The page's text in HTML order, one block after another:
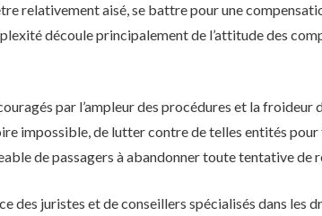
relativement aisé, se battre pour une
découle principalement de l’attitude des
par l’ampleur des procédures et la froideur
impossible, de lutter contre de telles entités
de passagers à abandonner toute tentative de
des juristes et de conseillers spécialisés dans les